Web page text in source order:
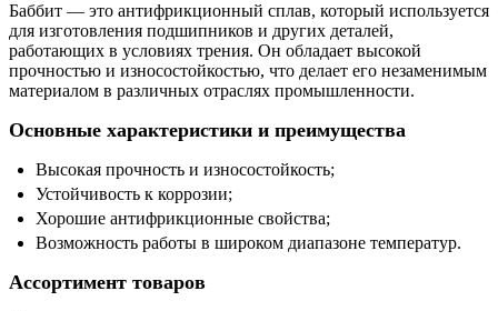
Баббит — это антифрикционный сплав, который используется
для изготовления подшипников и других деталей,
работающих в условиях трения. Он обладает высокой
прочностью и износостойкостью, что делает его незаменимым
материалом в различных отраслях промышленности.
Основные характеристики и преимущества
Высокая прочность и износостойкость;
Устойчивость к коррозии;
Хорошие антифрикционные свойства;
Возможность работы в широком диапазоне температур.
Ассортимент товаров